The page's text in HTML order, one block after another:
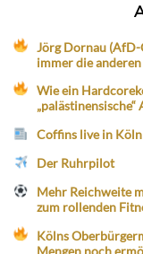
Jörg Dornau
immer die anderen
Wie ein
Coffins live in Köln
Der Ruhrpilot
Mehr Reichweite
zum rollenden
Kölns
Mengen noch